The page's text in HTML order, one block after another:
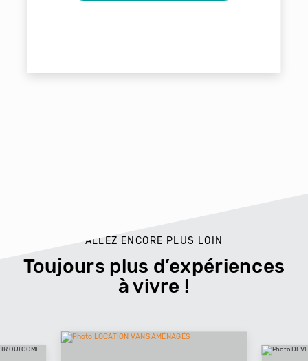
ALLEZ ENCORE PLUS LOIN
Toujours plus d’expériences
à vivre !